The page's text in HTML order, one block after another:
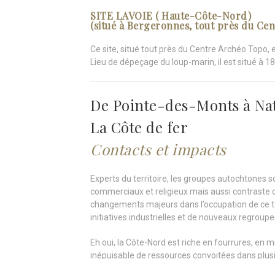
SITE LAVOIE ( Haute-Côte-Nord)
(situé à Bergeronnes, tout près du
Ce site, situé tout près du Centre Archéo
Lieu de dépeçage du loup-marin, il est situé à
De Pointe-des-Monts à
La Côte de fer
Contacts et impacts
Experts du territoire, les groupes autochtones
commerciaux et religieux mais aussi contraste
changements majeurs dans l’occupation de
initiatives industrielles et de nouveaux
Eh oui, la Côte-Nord est riche en fourrures, en
inépuisable de ressources convoitées dans